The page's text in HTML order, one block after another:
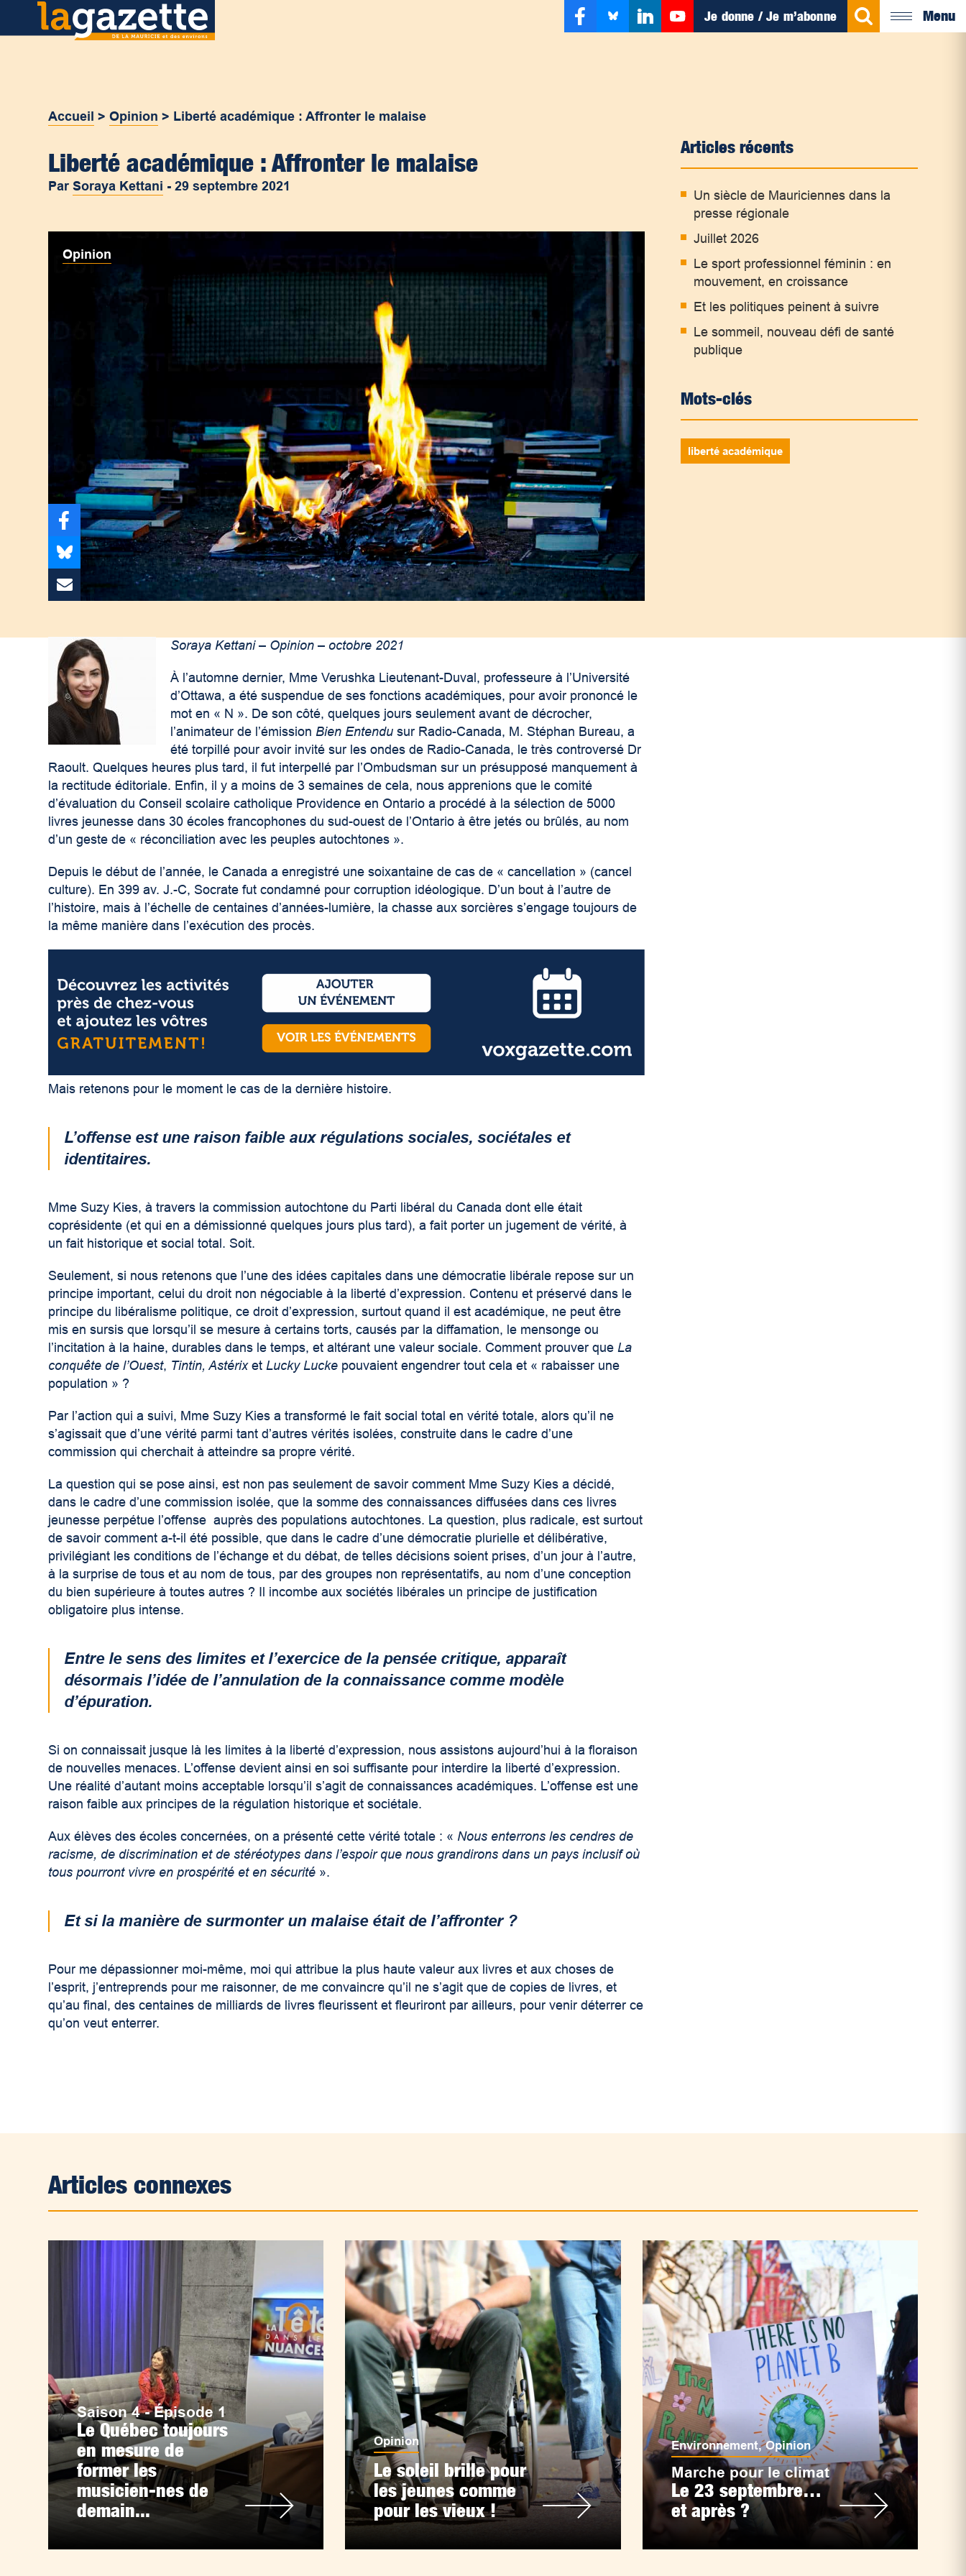
Je donne / Je m’abonne Menu
Accueil >Opinion > Liberté académique : Affronter le malaise
Liberté académique : Affronter le malaise
ParSoraya Kettani -29 septembre 2021
Opinion
Soraya Kettani – Opinion – octobre 2021
À l’automne dernier, Mme Verushka Lieutenant-Duval, professeure à l’Université
d’Ottawa, a été suspendue de ses fonctions académiques, pour avoir prononcé le
mot en « N ». De son côté, quelques jours seulement avant de décrocher,
l’animateur de l’émissionBien Entendu sur Radio-Canada, M. Stéphan Bureau, a
été torpillé pour avoir invité sur les ondes de Radio-Canada, le très controversé Dr
Raoult. Quelques heures plus tard, il fut interpellé par l’Ombudsman sur un présupposé manquement à
la rectitude éditoriale. Enfin, il y a moins de 3 semaines de cela, nous apprenions que le comité
d’évaluation du Conseil scolaire catholique Providence en Ontario a procédé à la sélection de 5000
livres jeunesse dans 30 écoles francophones du sud-ouest de l’Ontario à être jetés ou brûlés, au nom
d’un geste de « réconciliation avec les peuples autochtones ».
Depuis le début de l’année, le Canada a enregistré une soixantaine de cas de « cancellation » (cancel
culture). En 399 av. J.-C, Socrate fut condamné pour corruption idéologique. D’un bout à l’autre de
l’histoire, mais à l’échelle de centaines d’années-lumière, la chasse aux sorcières s’engage toujours de
la même manière dans l’exécution des procès.
Mais retenons pour le moment le cas de la dernière histoire.
L’offense est une raison faible aux régulations sociales, sociétales et
identitaires.
Mme Suzy Kies, à travers la commission autochtone du Parti libéral du Canada dont elle était
coprésidente (et qui en a démissionné quelques jours plus tard), a fait porter un jugement de vérité, à
un fait historique et social total. Soit.
Seulement, si nous retenons que l’une des idées capitales dans une démocratie libérale repose sur un
principe important, celui du droit non négociable à la liberté d’expression. Contenu et préservé dans le
principe du libéralisme politique, ce droit d’expression, surtout quand il est académique, ne peut être
mis en sursis que lorsqu’il se mesure à certains torts, causés par la diffamation, le mensonge ou
l’incitation à la haine, durables dans le temps, et altérant une valeur sociale. Comment prouver queLa
conquête de l’Ouest, Tintin, AstérixetLucky Lucke pouvaient engendrer tout cela et « rabaisser une
population » ?
Par l’action qui a suivi, Mme Suzy Kies a transformé le fait social total en vérité totale, alors qu’il ne
s’agissait que d’une vérité parmi tant d’autres vérités isolées, construite dans le cadre d’une
commission qui cherchait à atteindre sa propre vérité.
La question qui se pose ainsi, est non pas seulement de savoir comment Mme Suzy Kies a décidé,
dans le cadre d’une commission isolée, que la somme des connaissances diffusées dans ces livres
jeunesse perpétue l’offense auprès des populations autochtones. La question, plus radicale, est surtout
de savoir comment a-t-il été possible, que dans le cadre d’une démocratie plurielle et délibérative,
privilégiant les conditions de l’échange et du débat, de telles décisions soient prises, d’un jour à l’autre,
à la surprise de tous et au nom de tous, par des groupes non représentatifs, au nom d’une conception
du bien supérieure à toutes autres ? Il incombe aux sociétés libérales un principe de justification
obligatoire plus intense.
Entre le sens des limites et l’exercice de la pensée critique, apparaît
désormais l’idée de l’annulation de la connaissance comme modèle
d’épuration.
Si on connaissait jusque là les limites à la liberté d’expression, nous assistons aujourd’hui à la floraison
de nouvelles menaces. L’offense devient ainsi en soi suffisante pour interdire la liberté d’expression.
Une réalité d’autant moins acceptable lorsqu’il s’agit de connaissances académiques. L’offense est une
raison faible aux principes de la régulation historique et sociétale.
Aux élèves des écoles concernées, on a présenté cette vérité totale : « Nous enterrons les cendres de
racisme, de discrimination et de stéréotypes dans l’espoir que nous grandirons dans un pays inclusif où
tous pourront vivre en prospérité et en sécurité ».
Et si la manière de surmonter un malaise était de l’affronter ?
Pour me dépassionner moi-même, moi qui attribue la plus haute valeur aux livres et aux choses de
l’esprit, j’entreprends pour me raisonner, de me convaincre qu’il ne s’agit que de copies de livres, et
qu’au final, des centaines de milliards de livres fleurissent et fleuriront par ailleurs, pour venir déterrer ce
qu’on veut enterrer.
Articles récents
Un siècle de Mauriciennes dans la
presse régionale
Juillet 2026
Le sport professionnel féminin : en
mouvement, en croissance
Et les politiques peinent à suivre
Le sommeil, nouveau défi de santé
publique
Mots-clés
liberté académique
Articles connexes
Saison 4 - Épisode 1
Le Québec toujours
en mesure de
former les
musicien-nes de
demain...
Opinion
Le soleil brille pour
les jeunes comme
pour les vieux !
Environnement,Opinion
Marche pour le climat
Le 23 septembre…
et après ?